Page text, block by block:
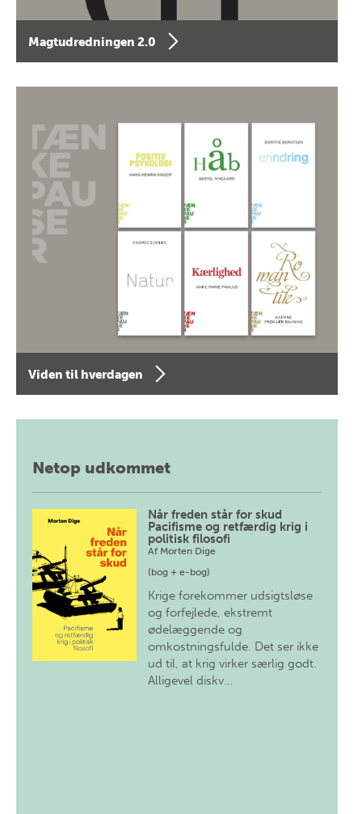
Magtudredningen 2.0
Viden til hverdagen
Netop udkommet
Når freden står for skud
Pacifisme og retfærdig krig i
politisk filosofi
Af Morten Dige
(bog + e-bog)
Krige forekommer udsigtsløse
og forfejlede, ekstremt
ødelæggende og
omkostningsfulde. Det ser ikke
ud til, at krig virker særlig godt.
Alligevel diskv…